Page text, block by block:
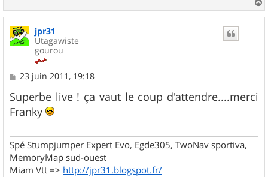
a
jpr31
Utagawiste
gourou
M
s
s
a
23 juin 2011, 19:18
Superbe live ! ça vaut le coup d'attendre....merci
Franky
Spé Stumpjumper Expert Evo, Egde305, TwoNav sportiva,
MemoryMap sud-ouest
Miam Vtt => http://jpr31.blogspot.fr/